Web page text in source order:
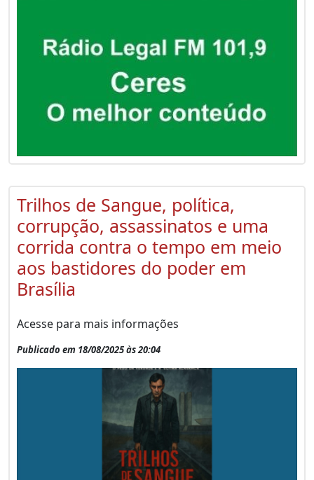
Trilhos de Sangue, política,
corrupção, assassinatos e uma
corrida contra o tempo em meio
aos bastidores do poder em
Brasília
Acesse para mais informações
Publicado em 18/08/2025 às 20:04